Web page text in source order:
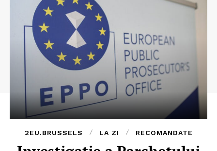
2EU.BRUSSELS LA ZI RECOMANDATE